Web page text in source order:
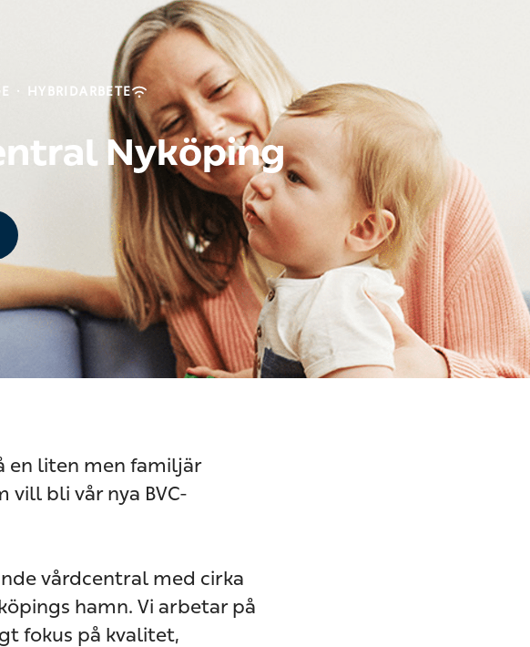
· HYBRIDARBETE
Nyköping
en liten men familjär
bli vår nya BVC-
vårdcentral med cirka
hamn. Vi arbetar på
fokus på kvalitet,